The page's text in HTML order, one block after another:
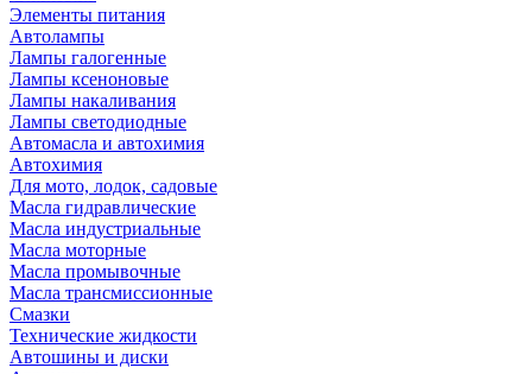
Элементы питания
Автолампы
Лампы галогенные
Лампы ксеноновые
Лампы накаливания
Лампы светодиодные
Автомасла и автохимия
Автохимия
Для мото, лодок, садовые
Масла гидравлические
Масла индустриальные
Масла моторные
Масла промывочные
Масла трансмиссионные
Смазки
Технические жидкости
Автошины и диски